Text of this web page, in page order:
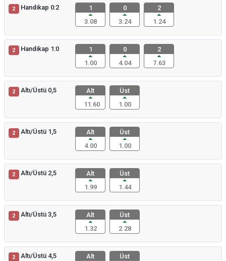
2 Handikap 0:2
1
3.08
0
3.24
2
1.24
2 Handikap 1:0
1
1.00
0
4.04
2
7.63
2 Altı/Üstü 0,5
Alt
11.60
Üst
1.00
2 Altı/Üstü 1,5
Alt
4.00
Üst
1.00
2 Altı/Üstü 2,5
Alt
1.99
Üst
1.44
2 Altı/Üstü 3,5
Alt
1.32
Üst
2.28
2 Altı/Üstü 4,5
Alt
Üst